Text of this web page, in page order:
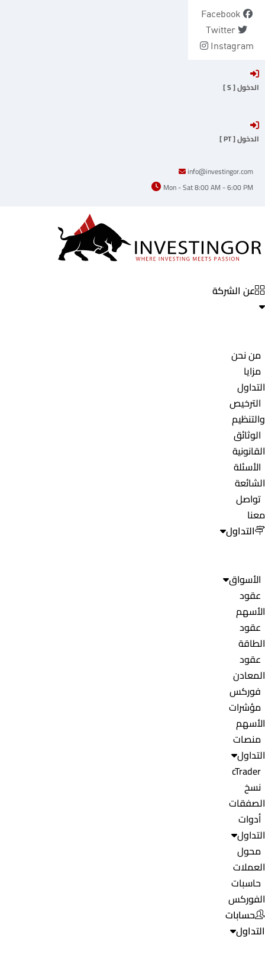
content
Facebook
Twitter
Instagram
الدخول [ S ]
الدخول [ PT ]
info@investingor.com
Mon - Sat 8:00 AM - 6:00 PM
عن الشركة
من نحن
مزايا
التداول
الترخيص
والتنظيم
الوثائق
القانونية
الأسئلة
الشائعة
تواصل
معنا
التداول
الأسواق
عقود
الأسهم
عقود
الطاقة
عقود
المعادن
فوركس
مؤشرات
الأسهم
منصات
التداول
cTrader
نسخ
الصفقات
أدوات
التداول
محول
العملات
حاسبات
الفوركس
حسابات
التداول